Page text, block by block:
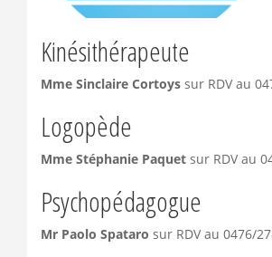
Kinésithérapeute
Mme Sinclaire Cortoys sur RDV au
Logopède
Mme Stéphanie Paquet sur RDV au
Psychopédagogue
Mr Paolo Spataro sur RDV au 0476/